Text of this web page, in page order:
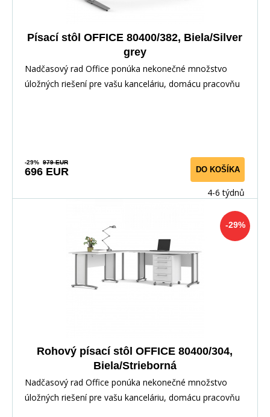
Písací stôl OFFICE 80400/382, Biela/Silver
grey
Nadčasový rad Office ponúka nekonečné množstvo
úložných riešení pre vašu kanceláriu, domácu pracovňu
-29% 979 EUR
696 EUR DO KOŠÍKA
4-6 týdnů
-29%
Rohový písací stôl OFFICE 80400/304,
Biela/Strieborná
Nadčasový rad Office ponúka nekonečné množstvo
úložných riešení pre vašu kanceláriu, domácu pracovňu